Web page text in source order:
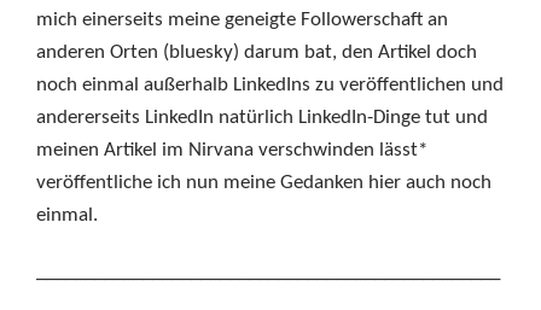
mich einerseits meine geneigte Followerschaft an
anderen Orten (bluesky) darum bat, den Artikel doch
noch einmal außerhalb LinkedIns zu veröffentlichen und
andererseits LinkedIn natürlich LinkedIn-Dinge tut und
meinen Artikel im Nirvana verschwinden lässt*
veröffentliche ich nun meine Gedanken hier auch noch
einmal.